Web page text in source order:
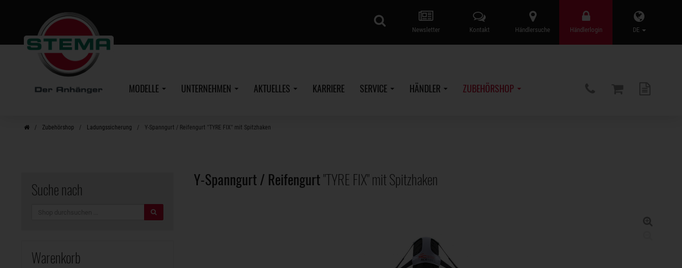
DE
Händlerlogin
Händlersuche
Kontakt
Newsletter
MODELLE UNTERNEHMEN AKTUELLES KARRIERE SERVICE HÄNDLER ZUBEHÖRSHOP
Zubehörshop Ladungssicherung Y-Spanngurt / Reifengurt "TYRE FIX" mit Spitzhaken
Y-Spanngurt / Reifengurt"TYRE FIX" mit Spitzhaken
Suche nach
Warenkorb